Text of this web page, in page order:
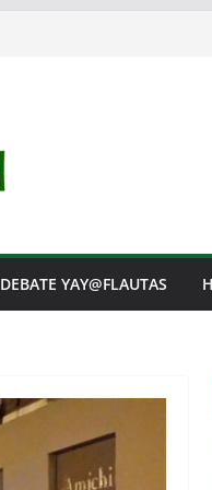
DEBATE YAY@FLAUTAS